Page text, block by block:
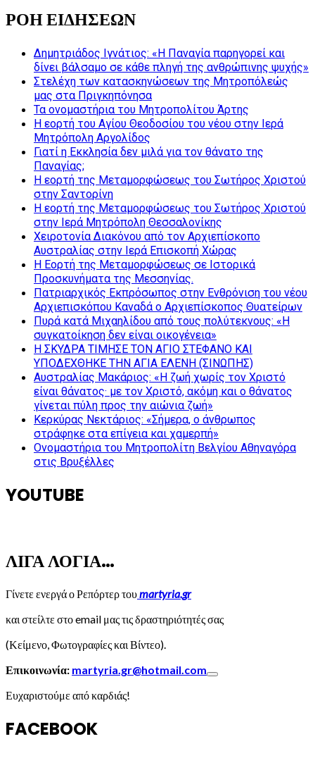
ΡΟΗ ΕΙΔΗΣΕΩΝ
Δημητριάδος Ιγνάτιος: «Η Παναγία παρηγορεί και
δίνει βάλσαμο σε κάθε πληγή της ανθρώπινης ψυχής»
Στελέχη των κατασκηνώσεων της Μητροπόλεώς
μας στα Πριγκηπόνησα
Τα ονομαστήρια του Μητροπολίτου Άρτης
Η εορτή του Αγίου Θεοδοσίου του νέου στην Ιερά
Μητρόπολη Αργολίδος
Γιατί η Εκκλησία δεν μιλά για τον θάνατο της
Παναγίας;
Η εορτή της Μεταμορφώσεως του Σωτήρος Χριστού
στην Σαντορίνη
Η εορτή της Μεταμορφώσεως του Σωτήρος Χριστού
στην Ιερά Μητρόπολη Θεσσαλονίκης
Χειροτονία Διακόνου από τον Αρχιεπίσκοπο
Αυστραλίας στην Ιερά Επισκοπή Χώρας
Η Εορτή της Μεταμορφώσεως σε Ιστορικά
Προσκυνήματα της Μεσσηνίας.
Πατριαρχικός Εκπρόσωπος στην Ενθρόνιση του νέου
Αρχιεπισκόπου Καναδά ο Αρχιεπίσκοπος Θυατείρων
Πυρά κατά Μιχαηλίδου από τους πολύτεκνους: «Η
συγκατοίκηση δεν είναι οικογένεια»
Η ΣΚΥΔΡΑ ΤΙΜΗΣΕ ΤΟΝ ΑΓΙΟ ΣΤΕΦΑΝΟ ΚΑΙ
ΥΠΟΔΕΧΘΗΚΕ ΤΗΝ ΑΓΙΑ ΕΛΕΝΗ (ΣΙΝΩΠΗΣ)
Αυστραλίας Μακάριος: «Η ζωή χωρίς τον Χριστό
είναι θάνατος· με τον Χριστό, ακόμη και ο θάνατος
γίνεται πύλη προς την αιώνια ζωή»
Κερκύρας Νεκτάριος: «Σήμερα, ο άνθρωπος
στράφηκε στα επίγεια και χαμερπή»
Ονομαστήρια του Μητροπολίτη Βελγίου Αθηναγόρα
στις Βρυξέλλες
YOUTUBE
ΛΙΓΑ ΛΟΓΙΑ…
Γίνετε ενεργά ο Ρεπόρτερ τουmartyria.gr
και στείλτε στο email μας τις δραστηριότητές σας
(Κείμενο, Φωτογραφίες και Βίντεο).
Επικοινωνία: martyria.gr@hotmail.com
Ευχαριστούμε από καρδιάς!
FACEBOOK